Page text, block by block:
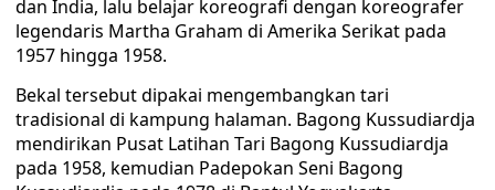
dan India, lalu belajar koreografi dengan koreografer
legendaris Martha Graham di Amerika Serikat pada
1957 hingga 1958.
Bekal tersebut dipakai mengembangkan tari
tradisional di kampung halaman. Bagong Kussudiardja
mendirikan Pusat Latihan Tari Bagong Kussudiardja
pada 1958, kemudian Padepokan Seni Bagong